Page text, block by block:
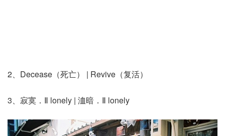
2、Decease（死亡） | Revive（复活）
3、寂寞．Ⅱ lonely | 洫暗．Ⅱ lonely